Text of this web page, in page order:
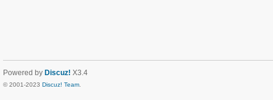
Powered by Discuz! X3.4
© 2001-2023 Discuz! Team